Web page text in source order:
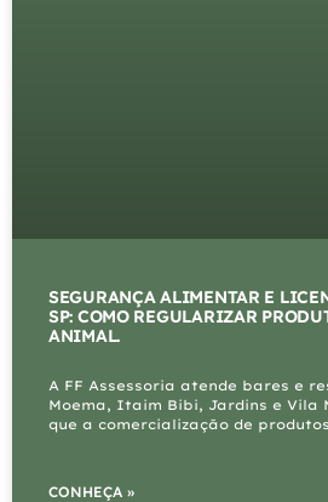
SEGURANÇA ALIMENTAR E
SP: COMO REGULARIZAR
ANIMAL.
A FF Assessoria atende bares e
Moema, Itaim Bibi, Jardins e Vila
que a comercialização de produtos
CONHEÇA »